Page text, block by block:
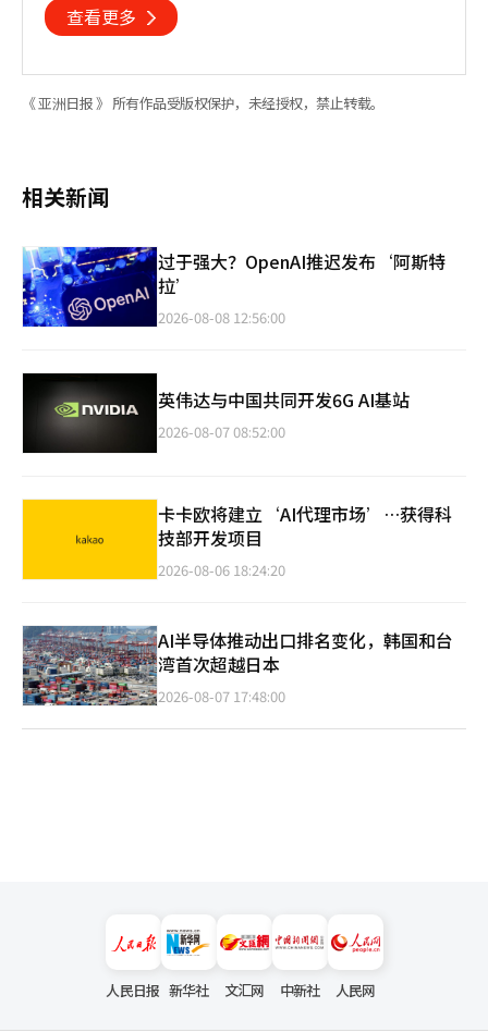
查看更多
《 亚洲日报 》 所有作品受版权保护，未经授权，禁止转载。
相关新闻
过于强大？OpenAI推迟发布‘阿斯特
拉’
2026-08-08 12:56:00
英伟达与中国共同开发6G AI基站
2026-08-07 08:52:00
卡卡欧将建立‘AI代理市场’…获得科
技部开发项目
2026-08-06 18:24:20
AI半导体推动出口排名变化，韩国和台
湾首次超越日本
2026-08-07 17:48:00
人民日报 新华社 文汇网 中新社 人民网